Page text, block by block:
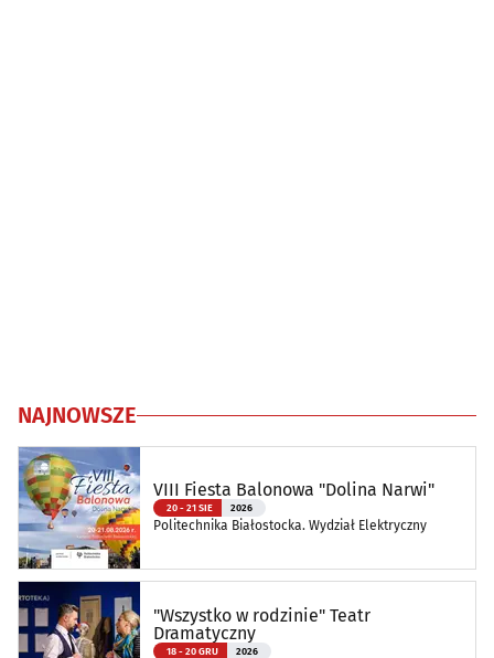
NAJNOWSZE
VIII Fiesta Balonowa "Dolina Narwi"
20 - 21 SIE 2026
Politechnika Białostocka. Wydział Elektryczny
"Wszystko w rodzinie" Teatr
Dramatyczny
18 - 20 GRU 2026